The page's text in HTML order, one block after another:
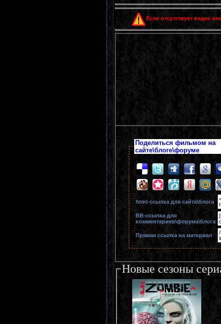
Если отсутствует видео
Поделиться фильмом на
сайте\блоге\форуме
html-cсылка для сайта\блога
BB-cсылка для
комментариев\форума\блога
Прямая ссылка на материал
Новые сезоны